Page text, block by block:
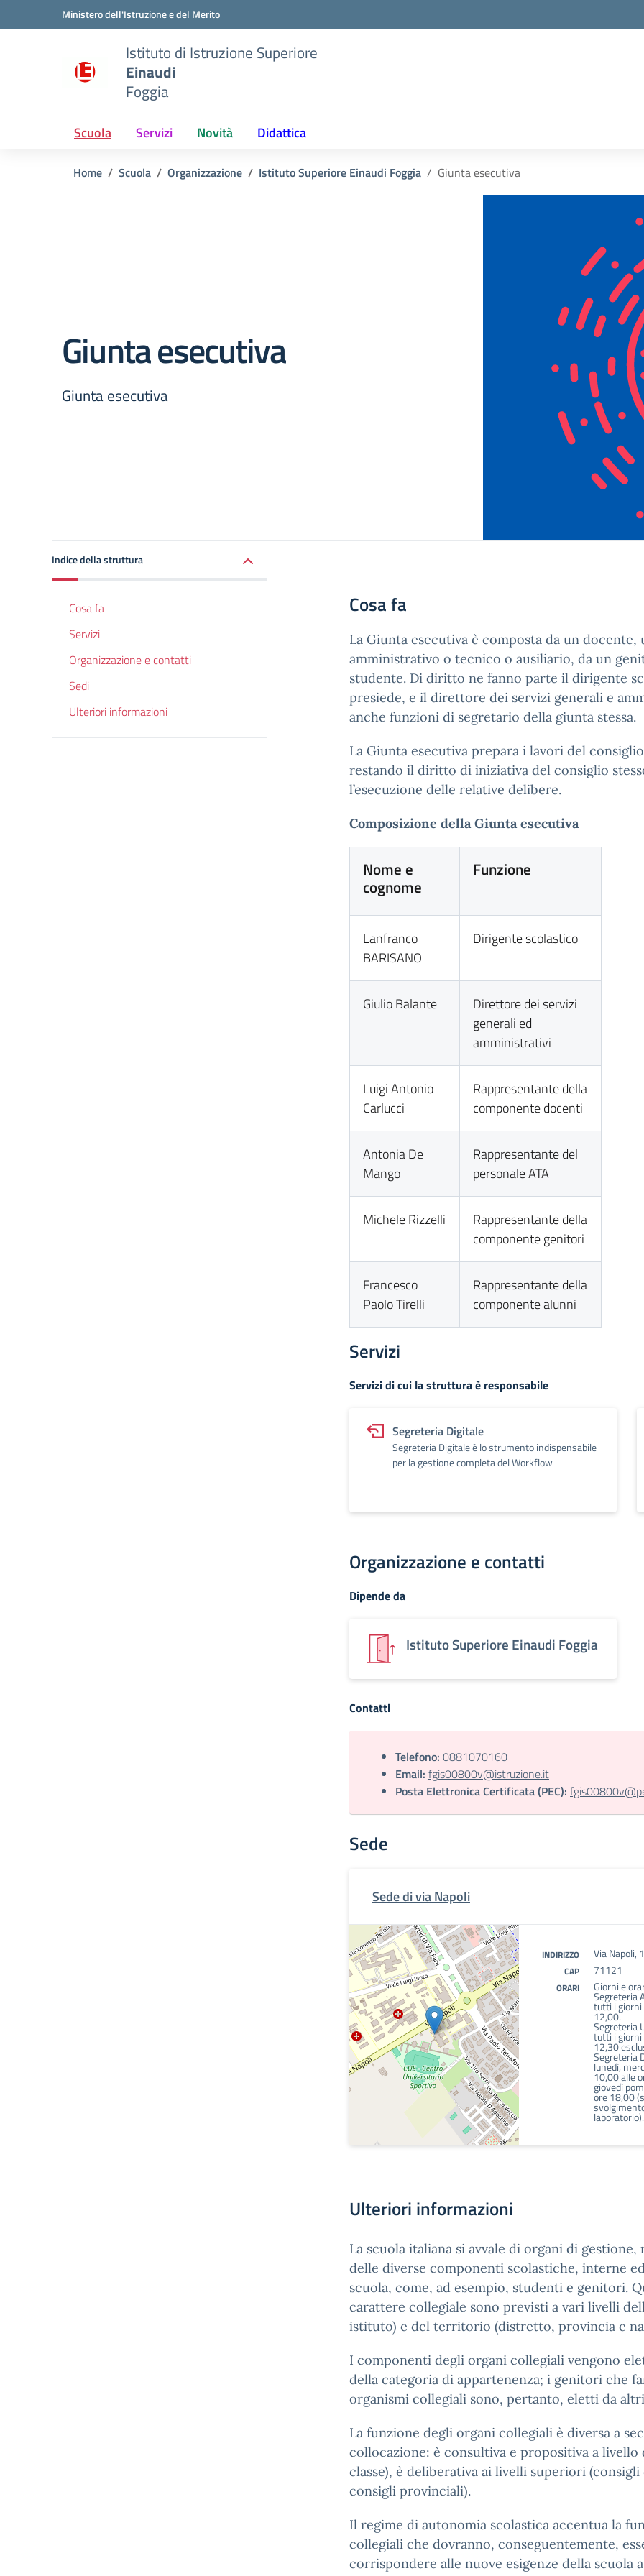
Vai ai contenuti
Vai al menu di navigazioneMinistero dell'Istruzione e del Merito
Istituto di Istruzione Superiore
Einaudi
Foggia
Scuola Servizi Novità Didattica
Home Scuola Organizzazione Istituto Superiore Einaudi Foggia Giunta esecutiva
Giunta esecutiva
Giunta esecutiva
Indice della struttura
Cosa fa
Servizi
Organizzazione e contatti
Sedi
Ulteriori informazioni
Cosa fa
La Giunta esecutiva è composta da un docente,
amministrativo o tecnico o ausiliario, da un
studente. Di diritto ne fanno parte il dirigente
presiede, e il direttore dei servizi generali e
anche funzioni di segretario della giunta stessa.
La Giunta esecutiva prepara i lavori del
restando il diritto di iniziativa del consiglio
l’esecuzione delle relative delibere.
Composizione della Giunta esecutiva
Nome e
cognome
Funzione
Lanfranco
BARISANO
Dirigente scolastico
Giulio Balante
Direttore dei servizi
generali ed
amministrativi
Luigi Antonio
Carlucci
Rappresentante della
componente docenti
Antonia De
Mango
Rappresentante del
personale ATA
Michele Rizzelli
Rappresentante della
componente genitori
Francesco
Paolo Tirelli
Rappresentante della
componente alunni
Servizi
Servizi di cui la struttura è responsabile
Segreteria Digitale
Segreteria Digitale è lo strumento indispensabile
per la gestione completa del Workflow
Organizzazione e contatti
Dipende da
Istituto Superiore Einaudi Foggia
Contatti
Telefono: 0881070160
Email: fgis00800v@istruzione.it
Posta Elettronica Certificata (PEC):
Sede
Sede di via Napoli
INDIRIZZO Via Napoli,
CAP 71121
ORARI Giorni e
Segreteria
tutti i giorni
12,00.
Segreteria
tutti i giorni
12,30
Segreteria
lunedì,
10,00 alle
giovedì
ore 18,00
laboratorio).
Ulteriori informazioni
La scuola italiana si avvale di organi di
delle diverse componenti scolastiche, interne
scuola, come, ad esempio, studenti e genitori.
carattere collegiale sono previsti a vari livelli
istituto) e del territorio (distretto, provincia e
I componenti degli organi collegiali vengono
della categoria di appartenenza; i genitori che
organismi collegiali sono, pertanto, eletti da
La funzione degli organi collegiali è diversa a
collocazione: è consultiva e propositiva a livello
classe), è deliberativa ai livelli superiori
consigli provinciali).
Il regime di autonomia scolastica accentua la
collegiali che dovranno, conseguentemente,
corrispondere alle nuove esigenze della scuola